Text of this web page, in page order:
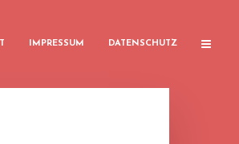
IMPRESSUM DATENSCHUTZ